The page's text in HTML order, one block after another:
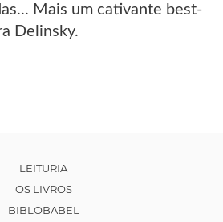
Mais um cativante best-
Delinsky.
LEITURIA
OS LIVROS
BIBLOBABEL